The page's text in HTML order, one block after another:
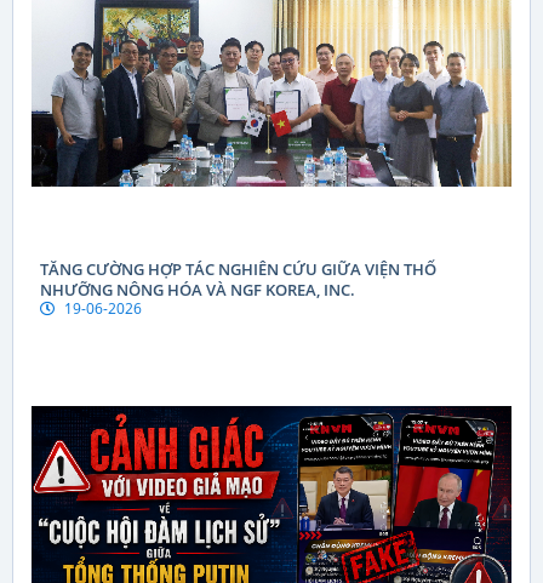
TĂNG CƯỜNG HỢP TÁC NGHIÊN CỨU GIỮA VIỆN THỔ
NHƯỠNG NÔNG HÓA VÀ NGF KOREA, INC.
19-06-2026